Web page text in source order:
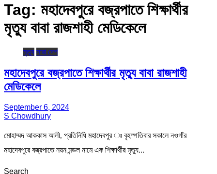
Tag: মহাদেবপুরে বজ্রপাতে শিক্ষার্থীর
মৃত্যু বাবা রাজশাহী মেডিকেলে
মৃত্যু সারা দেশ
মহাদেবপুরে বজ্রপাতে শিক্ষার্থীর মৃত্যু বাবা রাজশাহী
মেডিকেলে
September 6, 2024
S Chowdhury
মোহাম্মদ আককাস আলী, প্রতিনিধি মহাদেবপুর ঃ বৃহস্পতিবার সকালে নওগাঁর
মহাদেবপুরে বজ্রপাতে নয়ন মন্ডল নামে এক শিক্ষার্থীর মৃত্যু…
Search